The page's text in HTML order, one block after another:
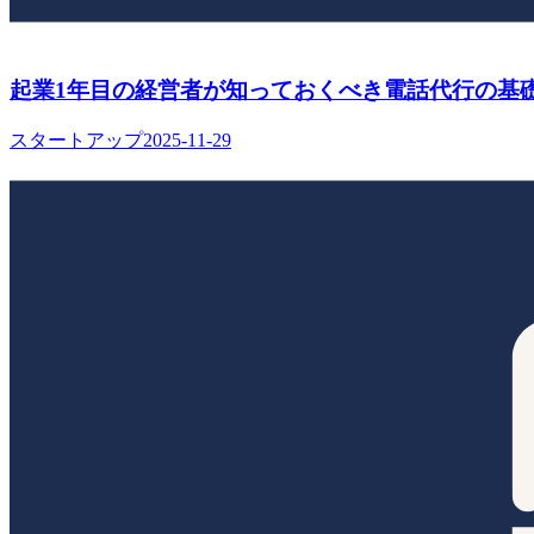
起業1年目の経営者が知っておくべき電話代行の基
スタートアップ2025-11-29